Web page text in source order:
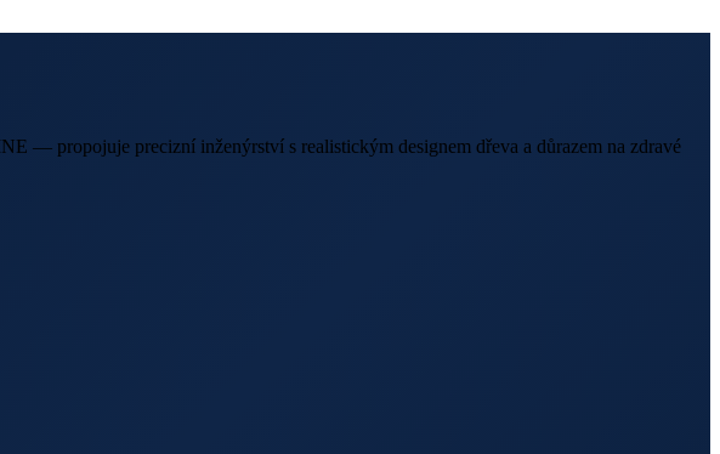
— propojuje precizní inženýrství s realistickým designem dřeva a důrazem na zdravé